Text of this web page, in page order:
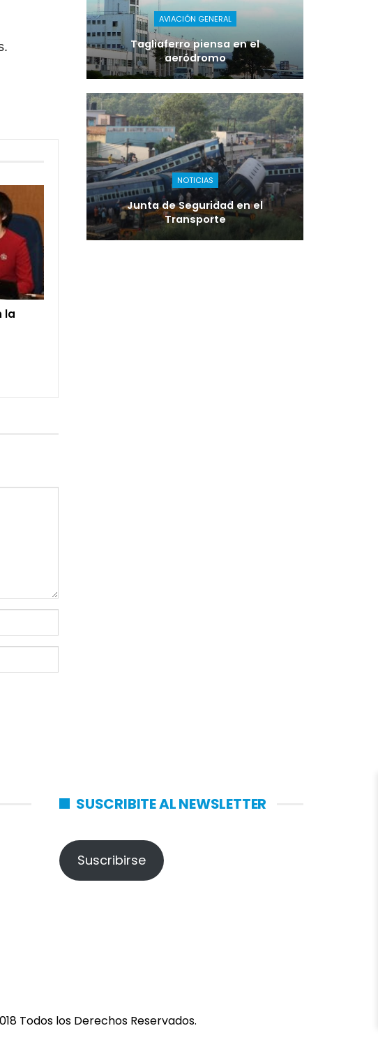
la
AVIACIÓN GENERAL
Tagliaferro piensa en el
aeródromo
NOTICIAS
Junta de Seguridad en el
Transporte
SUSCRIBITE AL NEWSLETTER
Suscribirse
Todos los Derechos Reservados.